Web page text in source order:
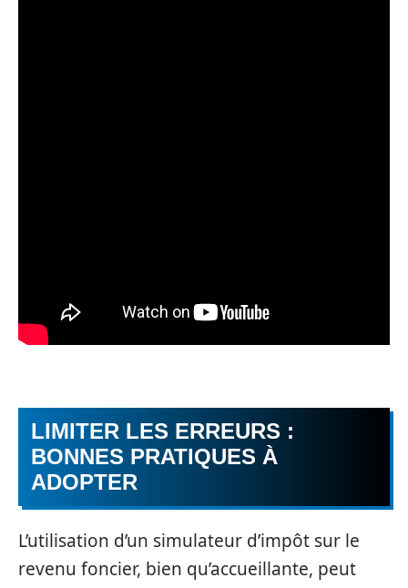
LIMITER LES ERREURS :
BONNES PRATIQUES À
ADOPTER
L’utilisation d’un simulateur d’impôt sur le
revenu foncier, bien qu’accueillante, peut